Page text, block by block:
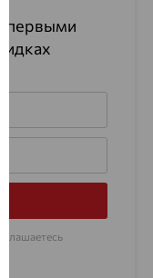
и первыми